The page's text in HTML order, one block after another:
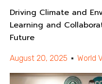
Driving Climate and
Learning and
Future
August 20, 2025 World